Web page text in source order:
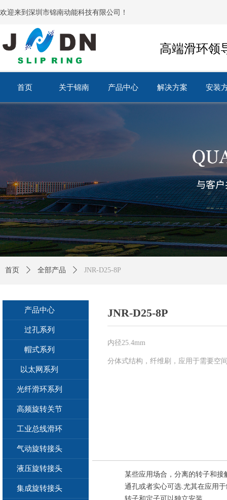
首页 关于锦南 产品中心
产品中心
解决方案 安装
高端滑环领
欢迎来到深圳市锦南动能科技有限公司！
JNR-D25-8P
内径25.4mm
分体式结构，纤维刷，应用于需要空
某些应用场合，分离的转子和
通孔或者实心可选.尤其在应用
首页 ꄲ 全部产品 ꄲ JNR-D25-8P
产品中心
过孔系列
帽式系列
以太网系列
光纤滑环系列
高频旋转关节
工业总线滑环
气动旋转接头
液压旋转接头
集成旋转接头